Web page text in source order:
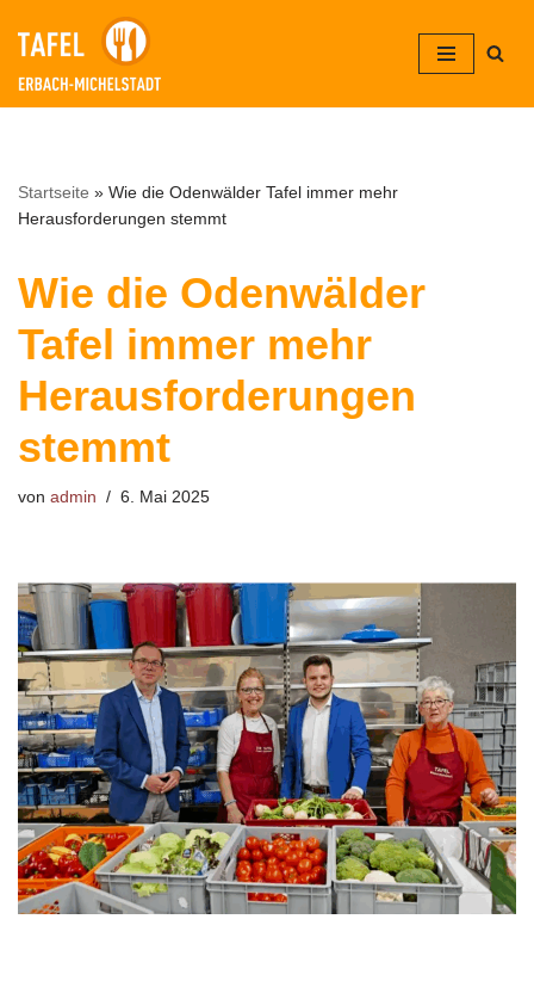
Zum
Inhalt
Startseite » Wie die Odenwälder Tafel immer mehr
Herausforderungen stemmt
Wie die Odenwälder
Tafel immer mehr
Herausforderungen
stemmt
von admin 6. Mai 2025